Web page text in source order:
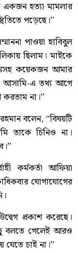
হত্যা মামলার
পড়েছে।”
পাওয়া হাবিবুল
ছিলাম। মাইকে
কয়েকজন আমার
আসামি-এ তথ্য আগে
না।”
বলেন, “বিষয়টি
তাকে চিনিও না।
কর্মকর্তা আফিয়া
যোগাযোগের
প্রকাশ করেছে।
বলতে গেলেই আরও
চাই না।”